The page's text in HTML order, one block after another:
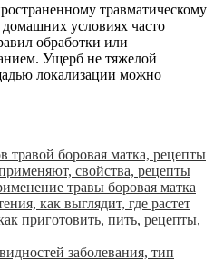
травматическому
условиях часто
обработки или
Ущерб не тяжелой
локализации можно
травой боровая матка, рецепты
свойства, рецепты
травы боровая матка
как выглядит, где растет
приготовить, пить, рецепты,
заболевания, тип